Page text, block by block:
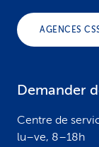
AGENCES
Demander
Centre de
lu–ve, 8–18h